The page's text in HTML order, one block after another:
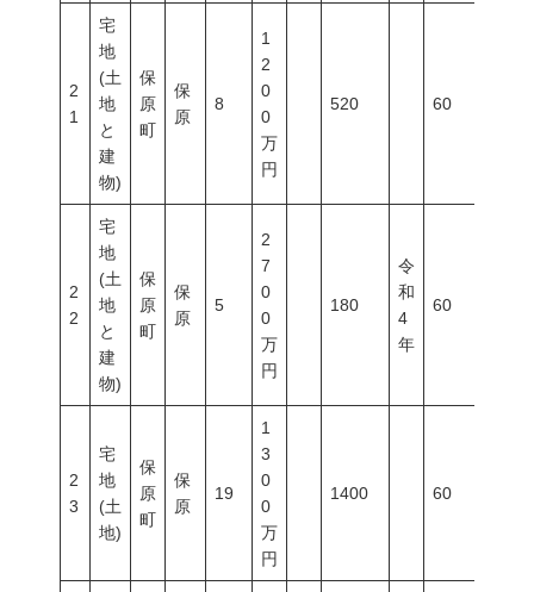
2
1
宅
地
(土
地
と
建
物)
保
原
町
保
原
8
1
2
0
0
万
円
520 60
2
2
宅
地
(土
地
と
建
物)
保
原
町
保
原
5
2
7
0
0
万
円
180
令
和
4
年
60
2
3
宅
地
(土
地)
保
原
町
保
原
19
1
3
0
0
万
円
1400 60